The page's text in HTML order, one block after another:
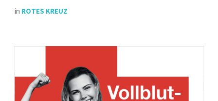
in ROTES KREUZ